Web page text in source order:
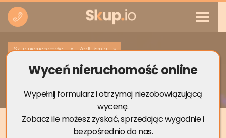
Skup nieruchomości » Zadłużenia »
Ile trwa postępowanie egzekucyjne?
Wyceń nieruchomość online
Wypełnij formularz i otrzymaj niezobowiązującą
wycenę.
Zobacz ile możesz zyskać, sprzedając wygodnie i
bezpośrednio do nas.